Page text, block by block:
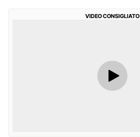
VIDEO CONSIGLIATO